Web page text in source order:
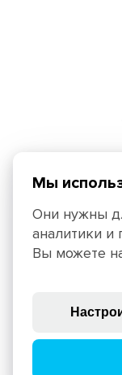
Красноярск,
Мы
Они нужны
аналитики и
Вы можете